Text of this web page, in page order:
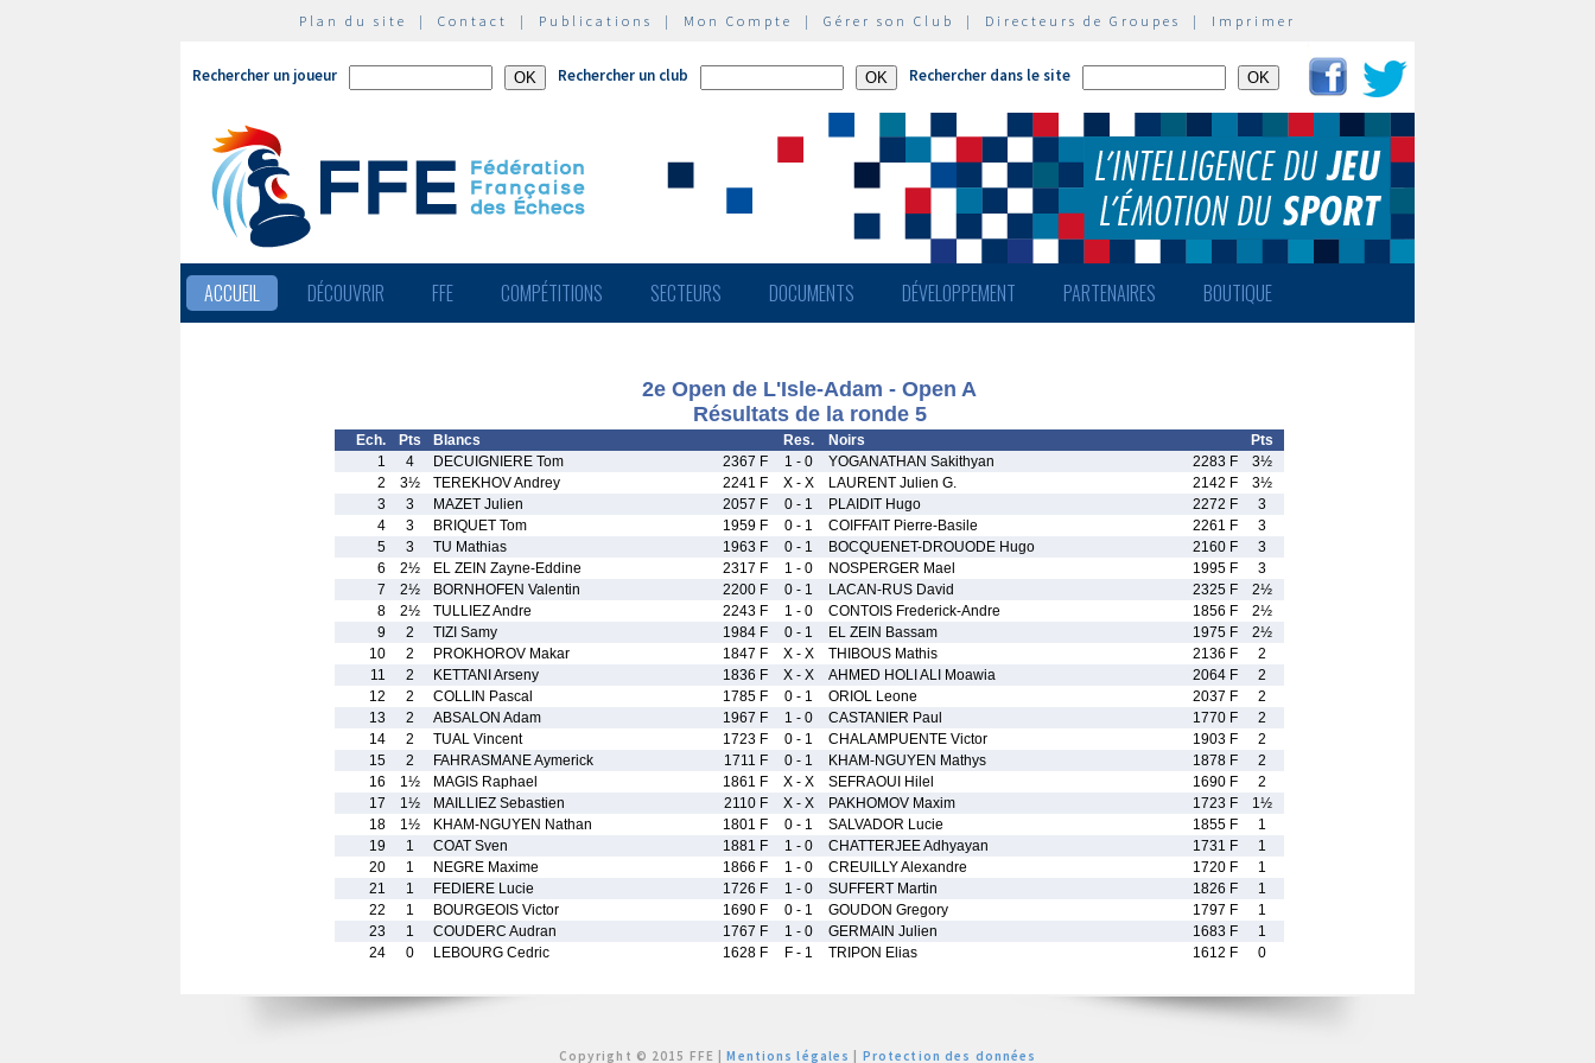
Plan du site | Contact | Publications | Mon Compte | Gérer son Club | Directeurs de Groupes | Imprimer
Rechercher un joueur Rechercher un club Rechercher dans le site
ACCUEIL DÉCOUVRIR FFE COMPÉTITIONS SECTEURS DOCUMENTS DÉVELOPPEMENT PARTENAIRES BOUTIQUE
2e Open de L'Isle-Adam - Open A
Résultats de la ronde 5
Ech. Pts Blancs Res. Noirs
Pts
1
4 DECUIGNIERE Tom 2367 F 1 - 0 YOGANATHAN Sakithyan 2283 F
3½
2
3½ TEREKHOV Andrey 2241 F X - X LAURENT Julien G. 2142 F
3½
3
3 MAZET Julien 2057 F 0 - 1 PLAIDIT Hugo 2272 F
3
4
3 BRIQUET Tom 1959 F 0 - 1 COIFFAIT Pierre-Basile 2261 F
3
5
3 TU Mathias 1963 F 0 - 1 BOCQUENET-DROUODE Hugo 2160 F
3
6
2½ EL ZEIN Zayne-Eddine 2317 F 1 - 0 NOSPERGER Mael 1995 F
3
7
2½ BORNHOFEN Valentin 2200 F 0 - 1 LACAN-RUS David 2325 F
2½
8
2½ TULLIEZ Andre 2243 F 1 - 0 CONTOIS Frederick-Andre 1856 F
2½
9
2 TIZI Samy 1984 F 0 - 1 EL ZEIN Bassam 1975 F
2½
10
2 PROKHOROV Makar 1847 F X - X THIBOUS Mathis 2136 F
2
11
2 KETTANI Arseny 1836 F X - X AHMED HOLI ALI Moawia 2064 F
2
12
2 COLLIN Pascal 1785 F 0 - 1 ORIOL Leone 2037 F
2
13
2 ABSALON Adam 1967 F 1 - 0 CASTANIER Paul 1770 F
2
14
2 TUAL Vincent 1723 F 0 - 1 CHALAMPUENTE Victor 1903 F
2
15
2 FAHRASMANE Aymerick 1711 F 0 - 1 KHAM-NGUYEN Mathys 1878 F
2
16
1½ MAGIS Raphael 1861 F X - X SEFRAOUI Hilel 1690 F
2
17
1½ MAILLIEZ Sebastien 2110 F X - X PAKHOMOV Maxim 1723 F
1½
18
1½ KHAM-NGUYEN Nathan 1801 F 0 - 1 SALVADOR Lucie 1855 F
1
19
1 COAT Sven 1881 F 1 - 0 CHATTERJEE Adhyayan 1731 F
1
20
1 NEGRE Maxime 1866 F 1 - 0 CREUILLY Alexandre 1720 F
1
21
1 FEDIERE Lucie 1726 F 1 - 0 SUFFERT Martin 1826 F
1
22
1 BOURGEOIS Victor 1690 F 0 - 1 GOUDON Gregory 1797 F
1
23
1 COUDERC Audran 1767 F 1 - 0 GERMAIN Julien 1683 F
1
24
0 LEBOURG Cedric 1628 F F - 1 TRIPON Elias 1612 F 0
Copyright © 2015 FFE |Mentions légales Protection des données